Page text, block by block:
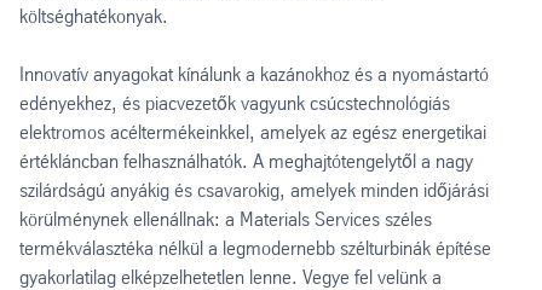
költséghatékonyak.
Innovatív anyagokat kínálunk a kazánokhoz és a nyomástartó
edényekhez, és piacvezetők vagyunk csúcstechnológiás
elektromos acéltermékeinkkel, amelyek az egész energetikai
értékláncban felhasználhatók. A meghajtótengelytől a nagy
szilárdságú anyákig és csavarokig, amelyek minden időjárási
körülménynek ellenállnak: a Materials Services széles
termékválasztéka nélkül a legmodernebb szélturbinák építése
gyakorlatilag elképzelhetetlen lenne. Vegye fel velünk a